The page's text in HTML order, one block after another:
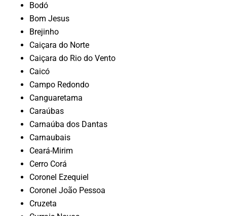
Bodó
Bom Jesus
Brejinho
Caiçara do Norte
Caiçara do Rio do Vento
Caicó
Campo Redondo
Canguaretama
Caraúbas
Carnaúba dos Dantas
Carnaubais
Ceará-Mirim
Cerro Corá
Coronel Ezequiel
Coronel João Pessoa
Cruzeta